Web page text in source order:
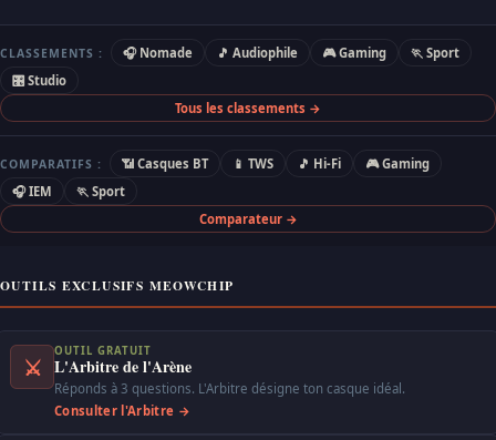
CLASSEMENTS : 🎧 Nomade 🎵 Audiophile 🎮 Gaming
🏃 Sport
🎛 Studio
Tous les classements →
COMPARATIFS : 📶 Casques BT 📱 TWS 🎵 Hi-Fi
🎮 Gaming
🎧 IEM
🏃 Sport
Comparateur →
OUTILS EXCLUSIFS MEOWCHIP
⚔
OUTIL GRATUIT
L'Arbitre de l'Arène
Réponds à 3 questions. L'Arbitre désigne ton casque idéal.
Consulter l'Arbitre →